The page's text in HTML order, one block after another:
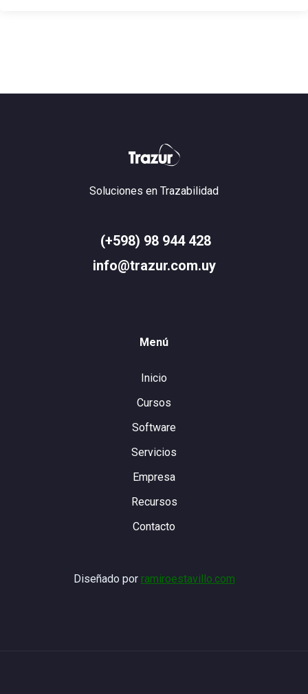
Soluciones en Trazabilidad
(+598) 98 944 428
info@trazur.com.uy
Menú
Inicio
Cursos
Software
Servicios
Empresa
Recursos
Contacto
Diseñado por ramiroestavillo.com